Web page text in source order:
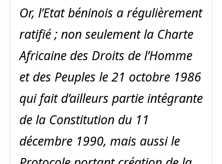
Or, l’Etat béninois a régulièrement
ratifié ; non seulement la Charte
Africaine des Droits de l’Homme
et des Peuples le 21 octobre 1986
qui fait d’ailleurs partie intégrante
de la Constitution du 11
décembre 1990, mais aussi le